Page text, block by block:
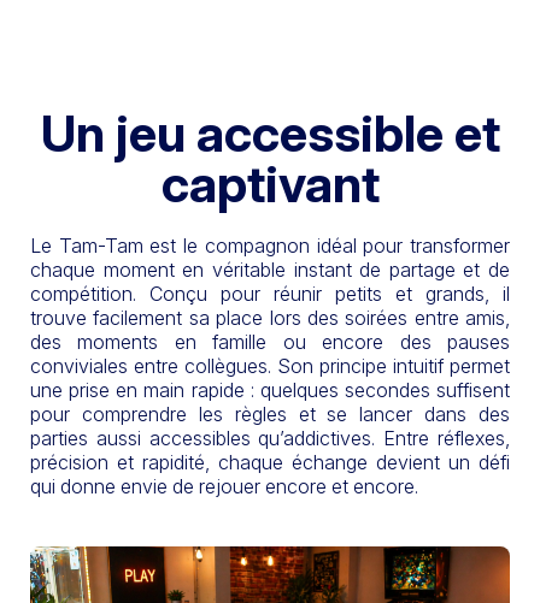
Un jeu accessible et
captivant
Le Tam-Tam est le compagnon idéal pour transformer
chaque moment en véritable instant de partage et de
compétition. Conçu pour réunir petits et grands, il
trouve facilement sa place lors des soirées entre amis,
des moments en famille ou encore des pauses
conviviales entre collègues. Son principe intuitif permet
une prise en main rapide : quelques secondes suffisent
pour comprendre les règles et se lancer dans des
parties aussi accessibles qu’addictives. Entre réflexes,
précision et rapidité, chaque échange devient un défi
qui donne envie de rejouer encore et encore.